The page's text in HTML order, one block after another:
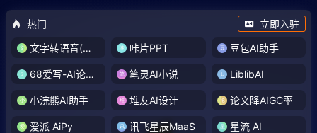
热门
立即入驻
文字转语音(琅琅配音)
咔片PPT 豆包AI助手
68爱写-AI论文写作 笔灵AI小说 LiblibAI
小浣熊AI助手 堆友AI设计 论文降AIGC率
爱派 AiPy 讯飞星辰MaaS 星流 AI